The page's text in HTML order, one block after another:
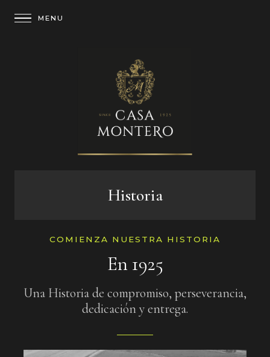
Historia
COMIENZA NUESTRA HISTORIA
En 1925
Una Historia de compromiso, perseverancia,
dedicación y entrega.